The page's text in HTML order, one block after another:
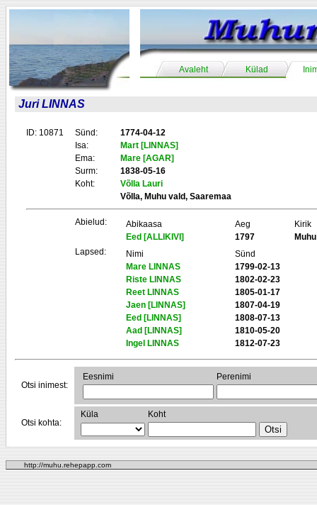
Avaleht Külad
Juri LINNAS
ID: 10871 Sünd:
1774-04-12
Isa:
Mart [LINNAS]
Ema:
Mare [AGAR]
Surm:
1838-05-16
Koht:
Võlla Lauri
Võlla, Muhu vald, Saaremaa
Abielud: Abikaasa Aeg
Kirik
Eed [ALLIKIVI]
1797
Muhu
Lapsed:
Nimi
Sünd
Mare LINNAS
1799-02-13
Riste LINNAS
1802-02-23
Reet LINNAS
1805-01-17
Jaen [LINNAS]
1807-04-19
Eed [LINNAS]
1808-07-13
Aad [LINNAS]
1810-05-20
Ingel LINNAS
1812-07-23
Otsi inimest:
Eesnimi Perenimi
Otsi kohta:
Küla Koht
http://muhu.rehepapp.com